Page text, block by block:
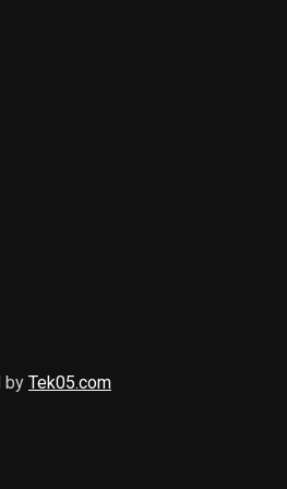
by Tek05.com